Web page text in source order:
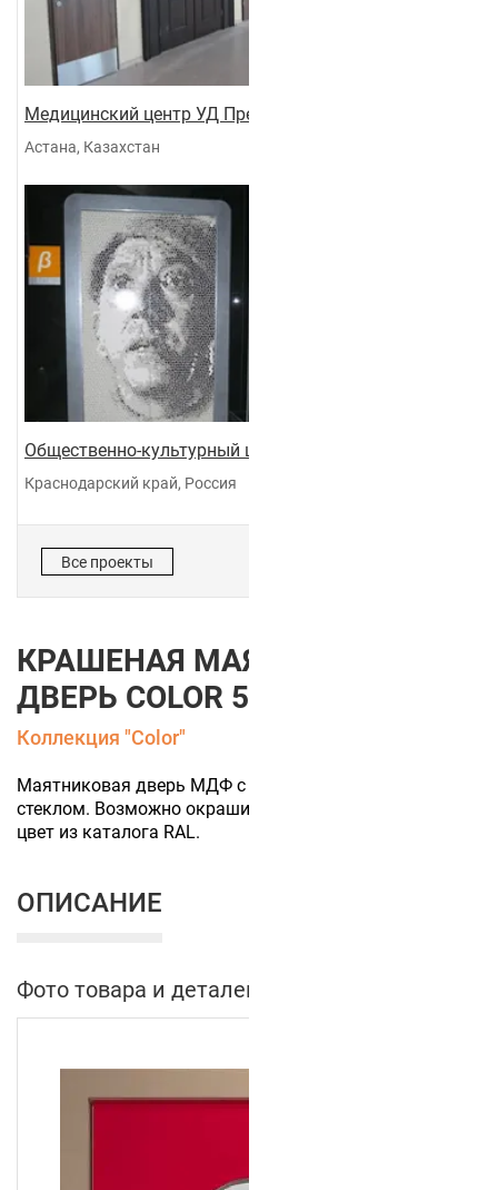
Медицинский центр УД Президента
Астана, Казахстан
Общественно-культурный центр "Галактика"
Краснодарский край, Россия
Все проекты
КРАШЕНАЯ МАЯТНИКОВАЯ
ДВЕРЬ COLOR 5
Коллекция "Color"
Маятниковая дверь МДФ с круглым смотровым
стеклом. Возможно окрашивание эмалью в любой
цвет из каталога RAL.
ОПИСАНИЕ
Фото товара и деталей